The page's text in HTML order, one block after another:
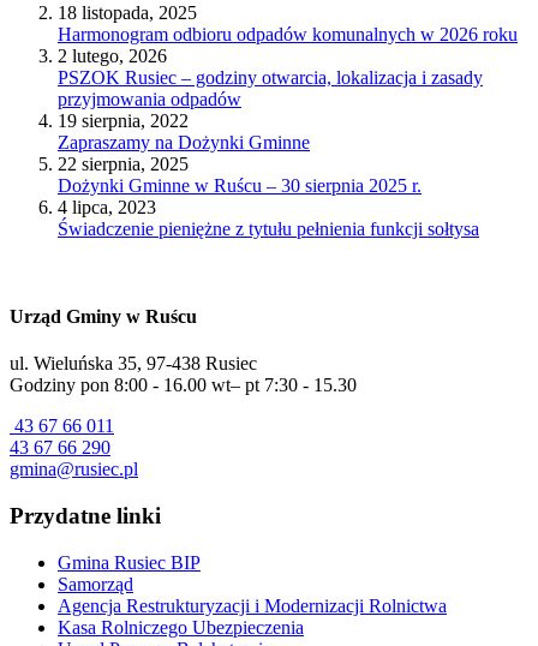
18 listopada, 2025
Harmonogram odbioru odpadów komunalnych w 2026 roku
2 lutego, 2026
PSZOK Rusiec – godziny otwarcia, lokalizacja i zasady
przyjmowania odpadów
19 sierpnia, 2022
Zapraszamy na Dożynki Gminne
22 sierpnia, 2025
Dożynki Gminne w Ruścu – 30 sierpnia 2025 r.
4 lipca, 2023
Świadczenie pieniężne z tytułu pełnienia funkcji sołtysa
Urząd Gminy w Ruścu
ul. Wieluńska 35, 97-438 Rusiec
Godziny pon 8:00 - 16.00 wt– pt 7:30 - 15.30
43 67 66 011
43 67 66 290
gmina@rusiec.pl
Przydatne linki
Gmina Rusiec BIP
Samorząd
Agencja Restrukturyzacji i Modernizacji Rolnictwa
Kasa Rolniczego Ubezpieczenia